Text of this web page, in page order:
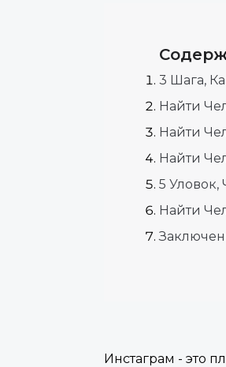
3 Шага,
Найти
Найти
Найти
5 Уловок,
Найти
Инстаграм - это